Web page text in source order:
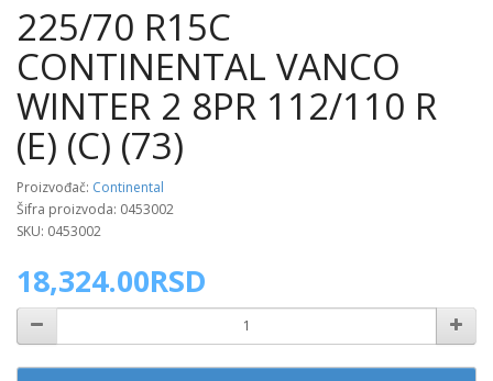
225/70 R15C
CONTINENTAL VANCO
WINTER 2 8PR 112/110 R
(E) (C) (73)
Proizvođač: Continental
Šifra proizvoda: 0453002
SKU: 0453002
18,324.00RSD